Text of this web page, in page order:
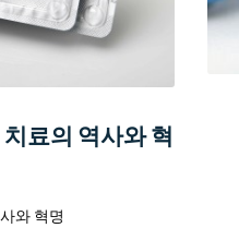
료의 역사와 혁
와 혁명